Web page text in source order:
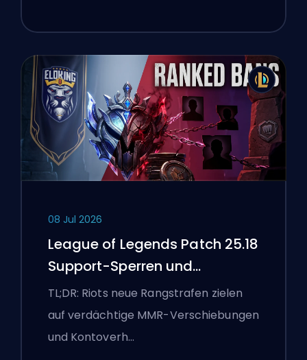
08 Jul 2026
League of Legends Patch 25.18
Support-Sperren und
Boosting-Flaggen
TL;DR: Riots neue Rangstrafen zielen
auf verdächtige MMR-Verschiebungen
und Kontoverh…